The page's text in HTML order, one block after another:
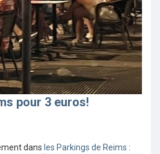
pour 3 euros!
dans les Parkings de Reims :